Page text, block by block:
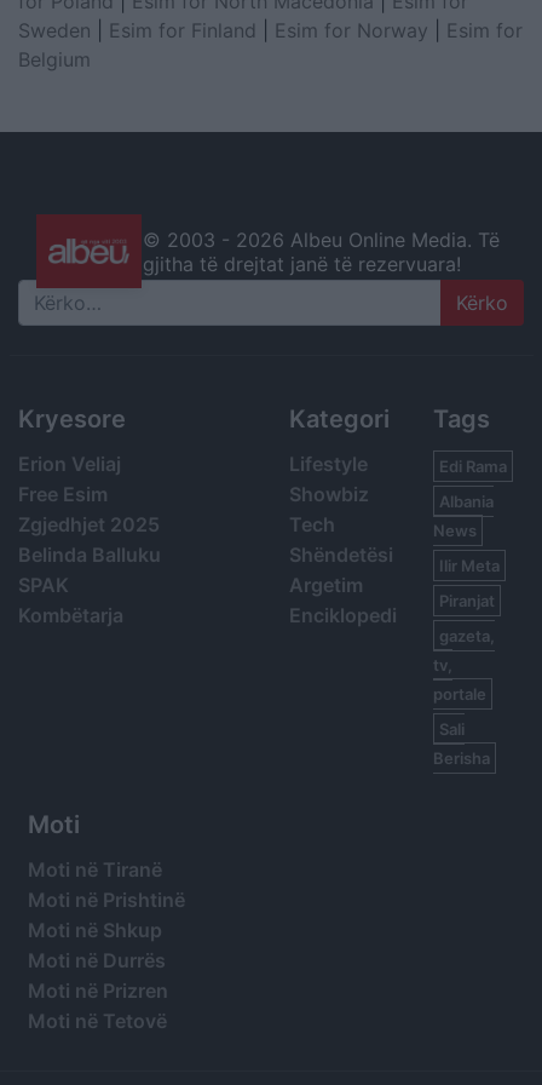
Sweden
Esim for Finland Esim for Norway
Esim for
Belgium
© 2003 - 2026 Albeu Online Media. Të
gjitha të drejtat janë të rezervuara!
Search
Kryesore
Erion Veliaj
Free Esim
Zgjedhjet 2025
Belinda Balluku
SPAK
Kombëtarja
Kategori
Lifestyle
Showbiz
Tech
Shëndetësi
Argetim
Enciklopedi
Tags
Edi Rama
Albania
News
Ilir Meta
Piranjat
gazeta,
tv,
portale
Sali
Berisha
Moti
Moti në Tiranë
Moti në Prishtinë
Moti në Shkup
Moti në Durrës
Moti në Prizren
Moti në Tetovë